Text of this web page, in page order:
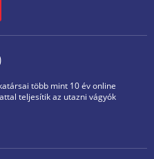
több mint 10 év online
teljesítik az utazni vágyók